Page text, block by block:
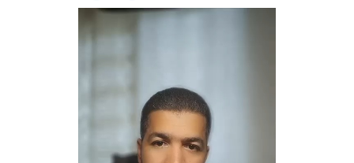
ADHÉSIONS, DONS, CONTACT